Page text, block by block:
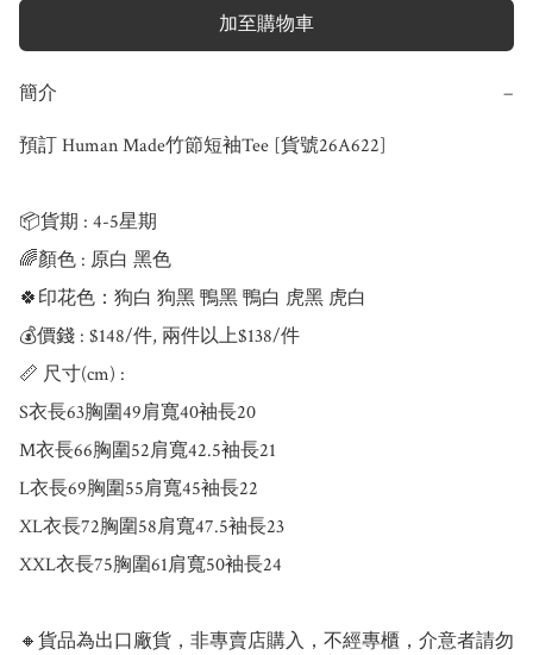
加至購物車
簡介 −
預訂 Human Made竹節短袖Tee [貨號26A622]
📦貨期 : 4-5星期
🌈顏色 : 原白 黑色
🍀印花色：狗白 狗黑 鴨黑 鴨白 虎黑 虎白
💰價錢 : $148/件, 兩件以上$138/件
📏 尺寸(cm) :
S衣長63胸圍49肩寬40袖長20
M衣長66胸圍52肩寬42.5袖長21
L衣長69胸圍55肩寬45袖長22
XL衣長72胸圍58肩寬47.5袖長23
XXL衣長75胸圍61肩寬50袖長24
🔸貨品為出口廠貨，非專賣店購入，不經專櫃，介意者請勿